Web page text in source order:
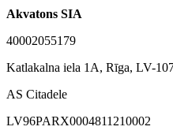
Akvatons SIA
40002055179
Katlakalna iela 1A, Rīga, LV-
AS Citadele
LV96PARX0004811210002